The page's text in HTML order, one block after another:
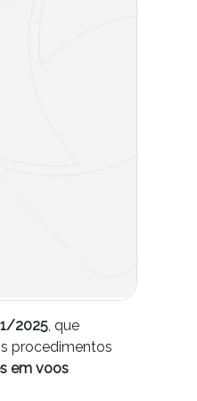
2025 , que
procedimentos
em voos